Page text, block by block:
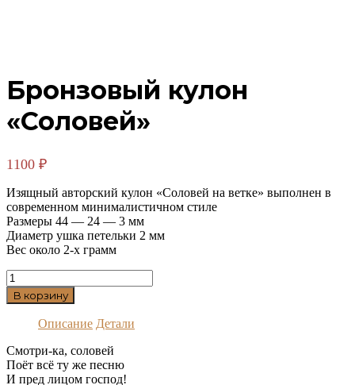
Бронзовый кулон
«Соловей»
1100 ₽
Изящный авторский кулон «Соловей на ветке» выполнен в
современном минималистичном стиле
Размеры 44 — 24 — 3 мм
Диаметр ушка петельки 2 мм
Вес около 2-х грамм
Количество
товара
Бронзовый
"Соловей"
В корзину
Описание Детали
Смотри-ка, соловей
Поёт всё ту же песню
И пред лицом господ!